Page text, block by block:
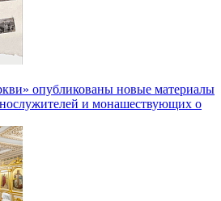
опубликованы новые материалы
и монашествующих о